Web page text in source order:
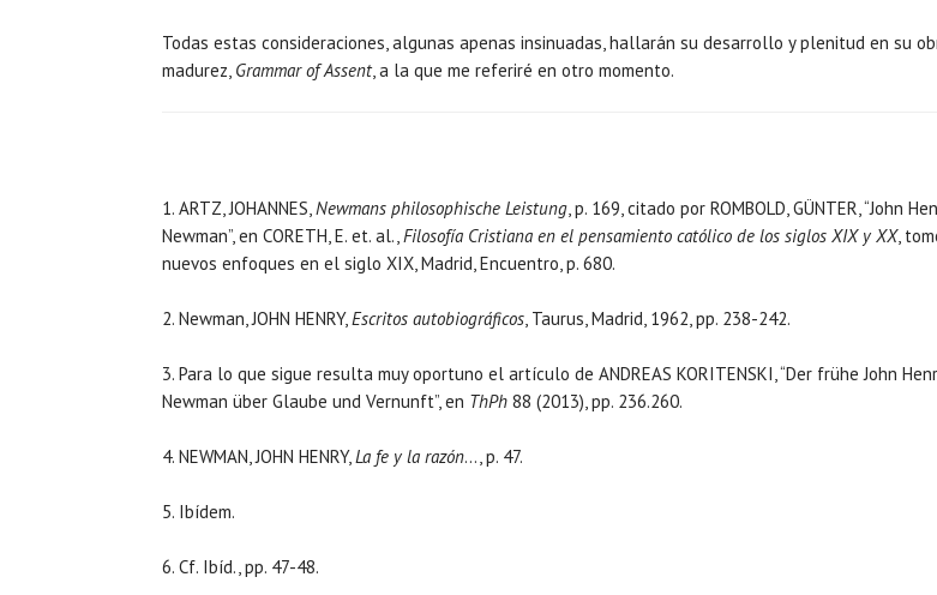
Todas estas consideraciones, algunas apenas insinuadas, hallarán su desarrollo y plenitud en su
madurez, Grammar of Assent, a la que me referiré en otro momento.
1. ARTZ, JOHANNES,Newmans philosophische Leistung, p. 169, citado por ROMBOLD, GÜNTER, “John
Newman”, en CORETH, E. et. al.,Filosofía Cristiana en el pensamiento católico de los siglos XIX y XX,
nuevos enfoques en el siglo XIX, Madrid, Encuentro, p. 680.
2. Newman, JOHN HENRY,Escritos autobiográficos, Taurus, Madrid, 1962, pp. 238-242.
3. Para lo que sigue resulta muy oportuno el artículo de ANDREAS KORITENSKI, “Der frühe John
Newman über Glaube und Vernunft”, en ThPh 88 (2013), pp. 236.260.
4. NEWMAN, JOHN HENRY,La fe y la razón…, p. 47.
5. Ibídem.
6. Cf. Ibíd., pp. 47-48.